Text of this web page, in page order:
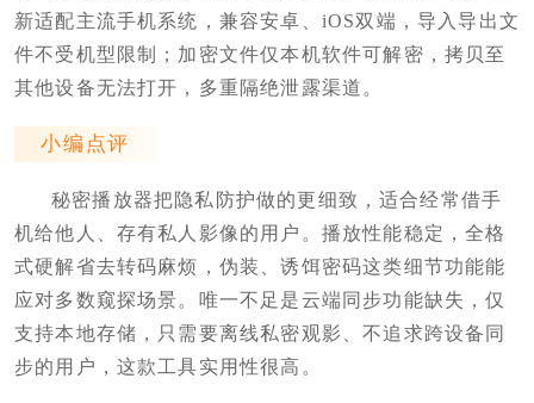
新适配主流手机系统，兼容安卓、iOS双端，导入导出文
件不受机型限制；加密文件仅本机软件可解密，拷贝至
其他设备无法打开，多重隔绝泄露渠道。
小编点评
秘密播放器把隐私防护做的更细致，适合经常借手
机给他人、存有私人影像的用户。播放性能稳定，全格
式硬解省去转码麻烦，伪装、诱饵密码这类细节功能能
应对多数窥探场景。唯一不足是云端同步功能缺失，仅
支持本地存储，只需要离线私密观影、不追求跨设备同
步的用户，这款工具实用性很高。